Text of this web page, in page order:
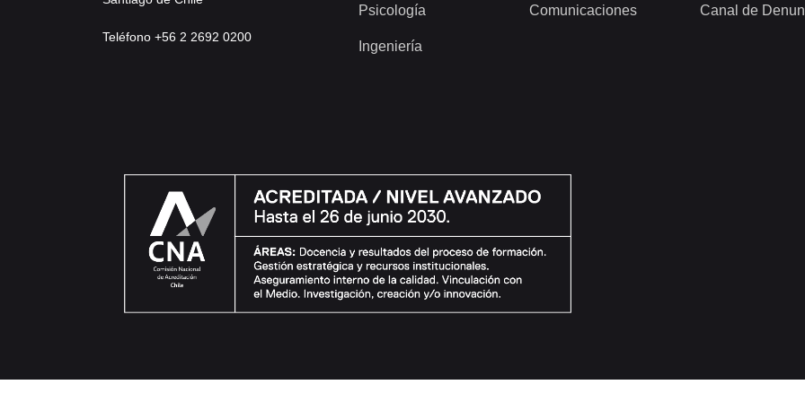
Teléfono +56 2 2692 0200
Psicología
Ingeniería
Comunicaciones Canal de